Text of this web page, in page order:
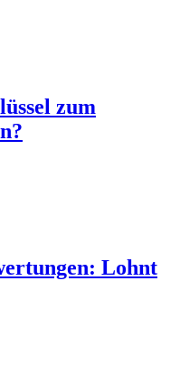
zum
Lohnt